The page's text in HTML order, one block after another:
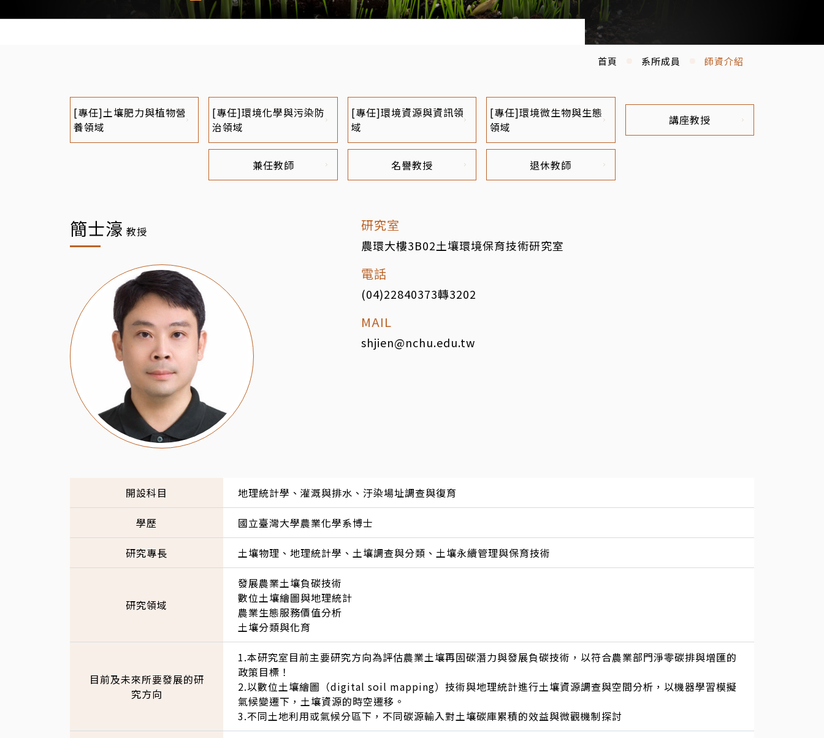
首頁 系所成員 師資介紹
[專任]土壤肥力與植物營
養領域
[專任]環境化學與污染防
治領域
[專任]環境資源與資訊領
域
[專任]環境微生物與生態
領域
講座教授
兼任教師 名譽教授 退休教師
簡士濠 教授 研究室
農環大樓3B02土壤環境保育技術研究室
電話
(04)22840373轉3202
MAIL
shjien@nchu.edu.tw
開設科目 地理統計學、灌溉與排水、汙染場址調查與復育
學歷 國立臺灣大學農業化學系博士
研究專長 土壤物理、地理統計學、土壤調查與分類、土壤永續管理與保育技術
研究領域
發展農業土壤負碳技術
數位土壤繪圖與地理統計
農業生態服務價值分析
土壤分類與化育
目前及未來所要發展的研
究方向
1.本研究室目前主要研究方向為評估農業土壤再固碳潛力與發展負碳技術，以符合農業部門淨零碳排與增匯的
政策目標！
2.以數位土壤繪圖（digital soil mapping）技術與地理統計進行土壤資源調查與空間分析，以機器學習模擬
氣候變遷下，土壤資源的時空遷移。
3.不同土地利用或氣候分區下，不同碳源輸入對土壤碳庫累積的效益與微觀機制探討